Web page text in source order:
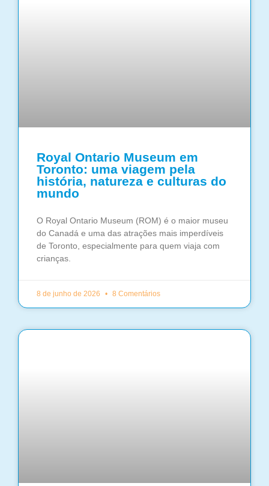
Royal Ontario Museum em
Toronto: uma viagem pela
história, natureza e culturas do
mundo
O Royal Ontario Museum (ROM) é o maior museu
do Canadá e uma das atrações mais imperdíveis
de Toronto, especialmente para quem viaja com
crianças.
8 de junho de 2026 8 Comentários